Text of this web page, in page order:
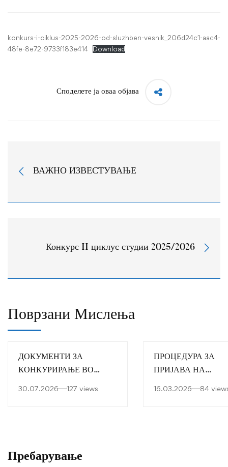
konkurs-i-ciklus-2025-2026-od-sluzhben-vesnik_206d24c1-aac4-
48fe-8e72-9733f183e414
Download
Споделете ја оваа објава
ВАЖНО ИЗВЕСТУВАЊЕ
Конкурс II циклус студии 2025/2026
Поврзани Мислења
ДОКУМЕНТИ ЗА
КОНКУРИРАЊЕ ВО
30.07.2026 127 views
ПРОЦЕДУРА ЗА
ПРИЈАВА НА
16.03.2026 84
Пребарување